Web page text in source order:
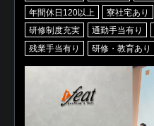
年間休日120以上
寮社宅あり
研修制度充実
通勤手当有り
残業手当有り
研修・教育あり